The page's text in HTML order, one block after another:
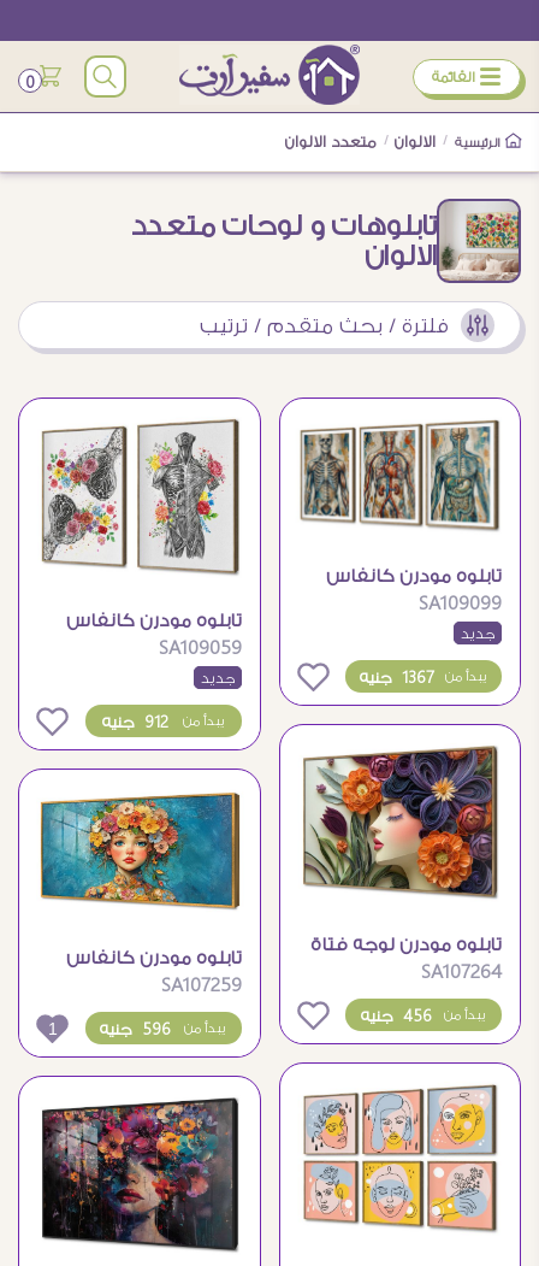
ÿ القائمة 0
الرئيسية / الالوان / متعدد الالوان
تابلوهات و لوحات متعدد
الالوان
فلترة / بحث متقدم / ترتيب
تابلوه مودرن كانفاس
تشريح جسم الإنسان
الفني
SA109099
جديد
1367 جنيه يبدأ من 0
تابلوه مودرن كانفاس
بتصميم تشريح الإنسان
والزهور
SA109059
جديد
912 جنيه يبدأ من 0
تابلوه مودرن لوجه فتاة
بالزهور الملونة
SA107264
456 جنيه يبدأ من
تابلوه مودرن كانفاس
لفتاة بزهور ملونة
SA107259
596 جنيه يبدأ من 1